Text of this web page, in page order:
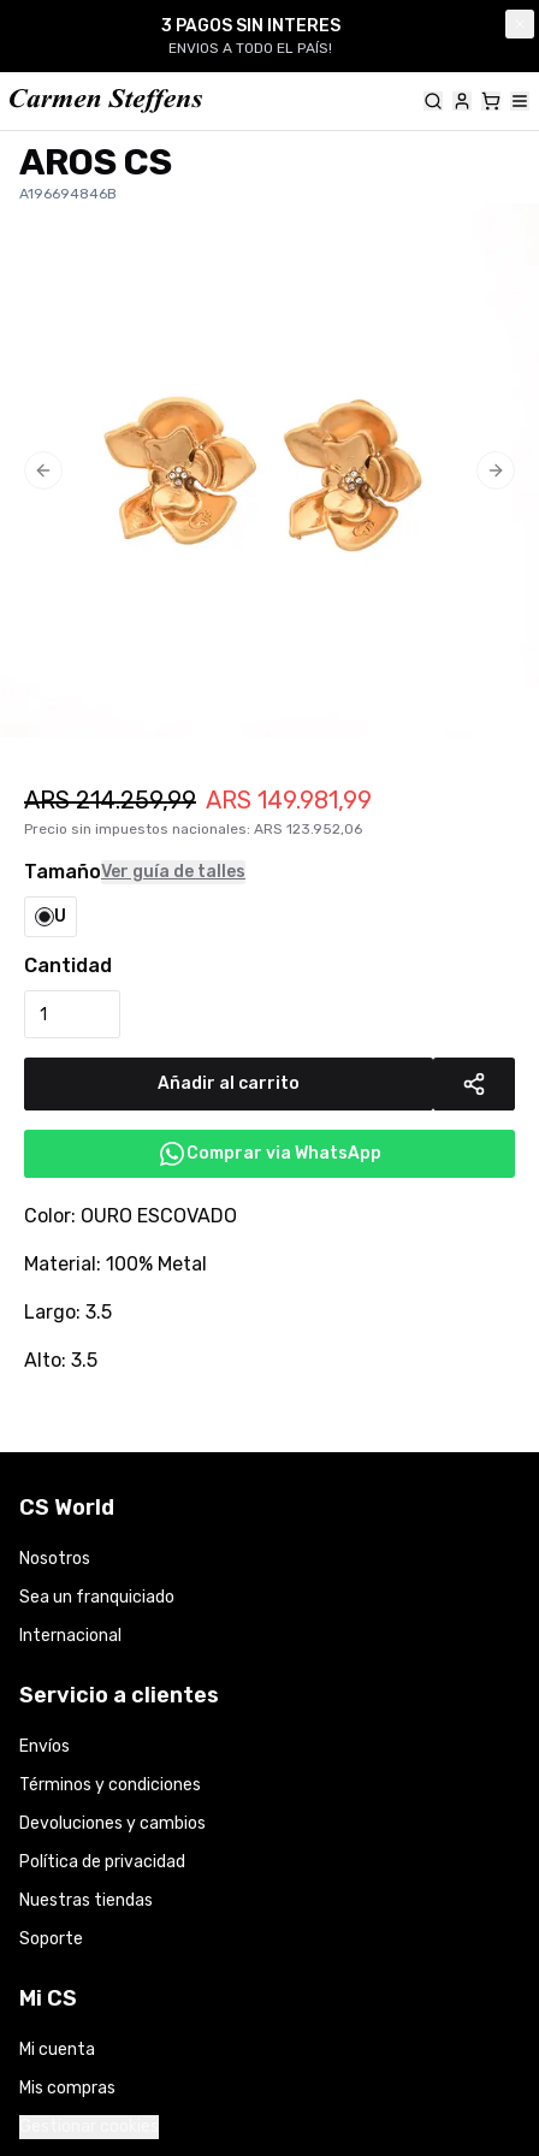
3 PAGOS SIN INTERES
ENVIOS A TODO EL PAÍS!
AROS CS
A196694846B
Previous slide Next
ARS 214.259,99 ARS 149.981,99
Precio sin impuestos nacionales: ARS 123.952,06
TamañoVer guía de talles
U
Cantidad
Añadir al carrito
Comprar via WhatsApp
Color: OURO ESCOVADO
Material: 100% Metal
Largo: 3.5
Alto: 3.5
CS World
Nosotros
Sea un franquiciado
Internacional
Servicio a clientes
Envíos
Términos y condiciones
Devoluciones y cambios
Política de privacidad
Nuestras tiendas
Soporte
Mi CS
Mi cuenta
Mis compras